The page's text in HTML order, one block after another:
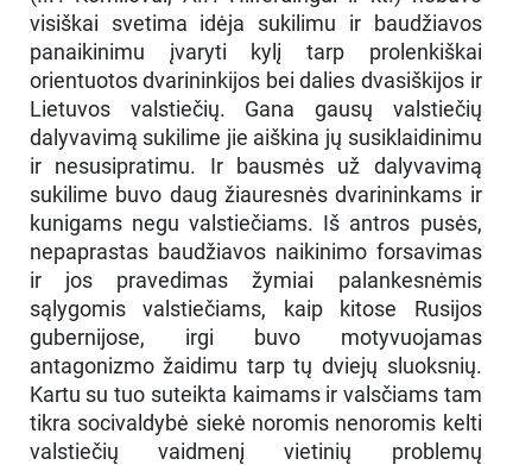
visiškai svetima idėja sukilimu ir baudžiavos
panaikinimu įvaryti kylį tarp prolenkiškai
orientuotos dvarininkijos bei dalies dvasiškijos ir
Lietuvos valstiečių. Gana gausų valstiečių
dalyvavimą sukilime jie aiškina jų susiklaidinimu
ir nesusipratimu. Ir bausmės už dalyvavimą
sukilime buvo daug žiauresnės dvarininkams ir
kunigams negu valstiečiams. Iš antros pusės,
nepaprastas baudžiavos naikinimo forsavimas
ir jos pravedimas žymiai palankesnėmis
sąlygomis valstiečiams, kaip kitose Rusijos
gubernijose, irgi buvo motyvuojamas
antagonizmo žaidimu tarp tų dviejų sluoksnių.
Kartu su tuo suteikta kaimams ir valsčiams tam
tikra socivaldybė siekė noromis nenoromis kelti
valstiečių vaidmenį vietinių problemų